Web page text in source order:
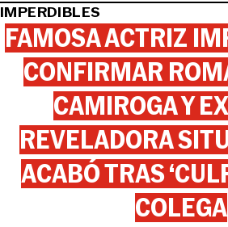
IMPERDIBLES
FAMOSA ACTRIZ
CONFIRMAR
CAMIROGA Y
REVELADORA
ACABÓ TRAS
COLEGA